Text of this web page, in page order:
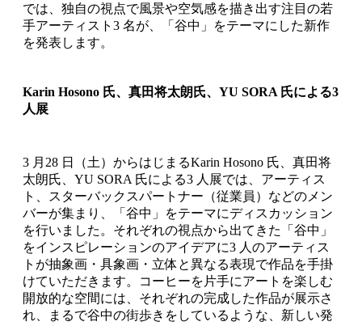
では、独自の視点で風景や空気感を描き出す注目の若
手アーティスト3 名が、「谷中」をテーマにした新作
を発表します。
Karin Hosono 氏、真田将太朗氏、YU SORA 氏による3
人展
3 月28 日（土）からはじまるKarin Hosono 氏、真田将
太朗氏、YU SORA 氏による3 人展では、アーティス
ト、スターバックスパートナー（従業員）などのメン
バーが集まり、「谷中」をテーマにディスカッション
を行いました。それぞれの視点から出てきた「谷中」
をインスピレーションのアイデアに3 人のアーティス
トが抽象画・具象画・立体と異なる表現で作品を手掛
けていただきます。コーヒーを片手にアートを楽しむ
開放的な空間には、それぞれの完成した作品が展示さ
れ、まるで谷中の街歩きをしているような、新しい発